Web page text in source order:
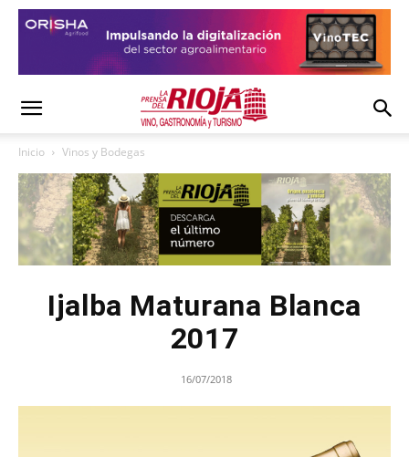
Inicio Vinos y Bodegas
Ijalba Maturana Blanca
2017
16/07/2018